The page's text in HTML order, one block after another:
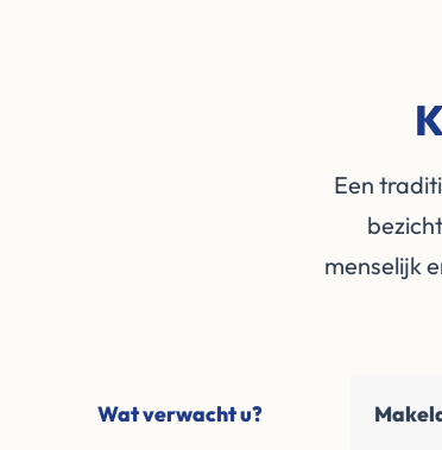
Een
menselijk
Wat verwacht u?